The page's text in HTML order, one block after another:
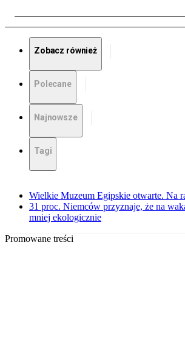
Zobacz również
Polecane
Najnowsze
Tagi
Wielkie Muzeum Egipskie otwarte. Na
31 proc. Niemców przyznaje, że na
mniej ekologicznie
Promowane treści